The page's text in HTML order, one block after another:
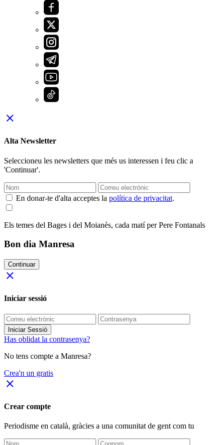
close
Alta Newsletter
Seleccioneu les newsletters que més us interessen i feu clic a
'Continuar'.
En donar-te d'alta acceptes la política de privacitat.
Els temes del Bages i del Moianès, cada matí per Pere Fontanals
Bon dia Manresa
Continuar
close
Iniciar sessió
Iniciar Sessió
Has oblidat la contrasenya?
No tens compte a Manresa?
Crea'n un gratis
close
Crear compte
Periodisme en català, gràcies a una comunitat de gent com tu